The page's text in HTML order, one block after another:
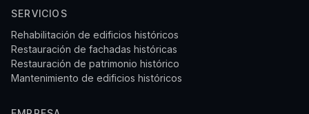
SERVICIOS
Rehabilitación de edificios históricos
Restauración de fachadas históricas
Restauración de patrimonio histórico
Mantenimiento de edificios históricos